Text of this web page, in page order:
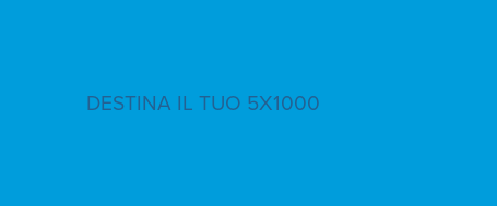
DESTINA IL TUO 5X1000